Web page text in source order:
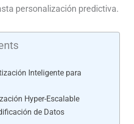
personalización predictiva.
Inteligente para
Hyper-Escalable
de Datos